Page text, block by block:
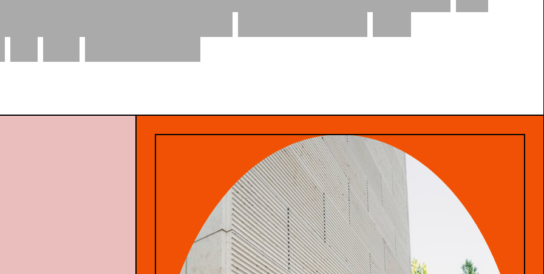
Denn Performance
und
für uns zusammen.